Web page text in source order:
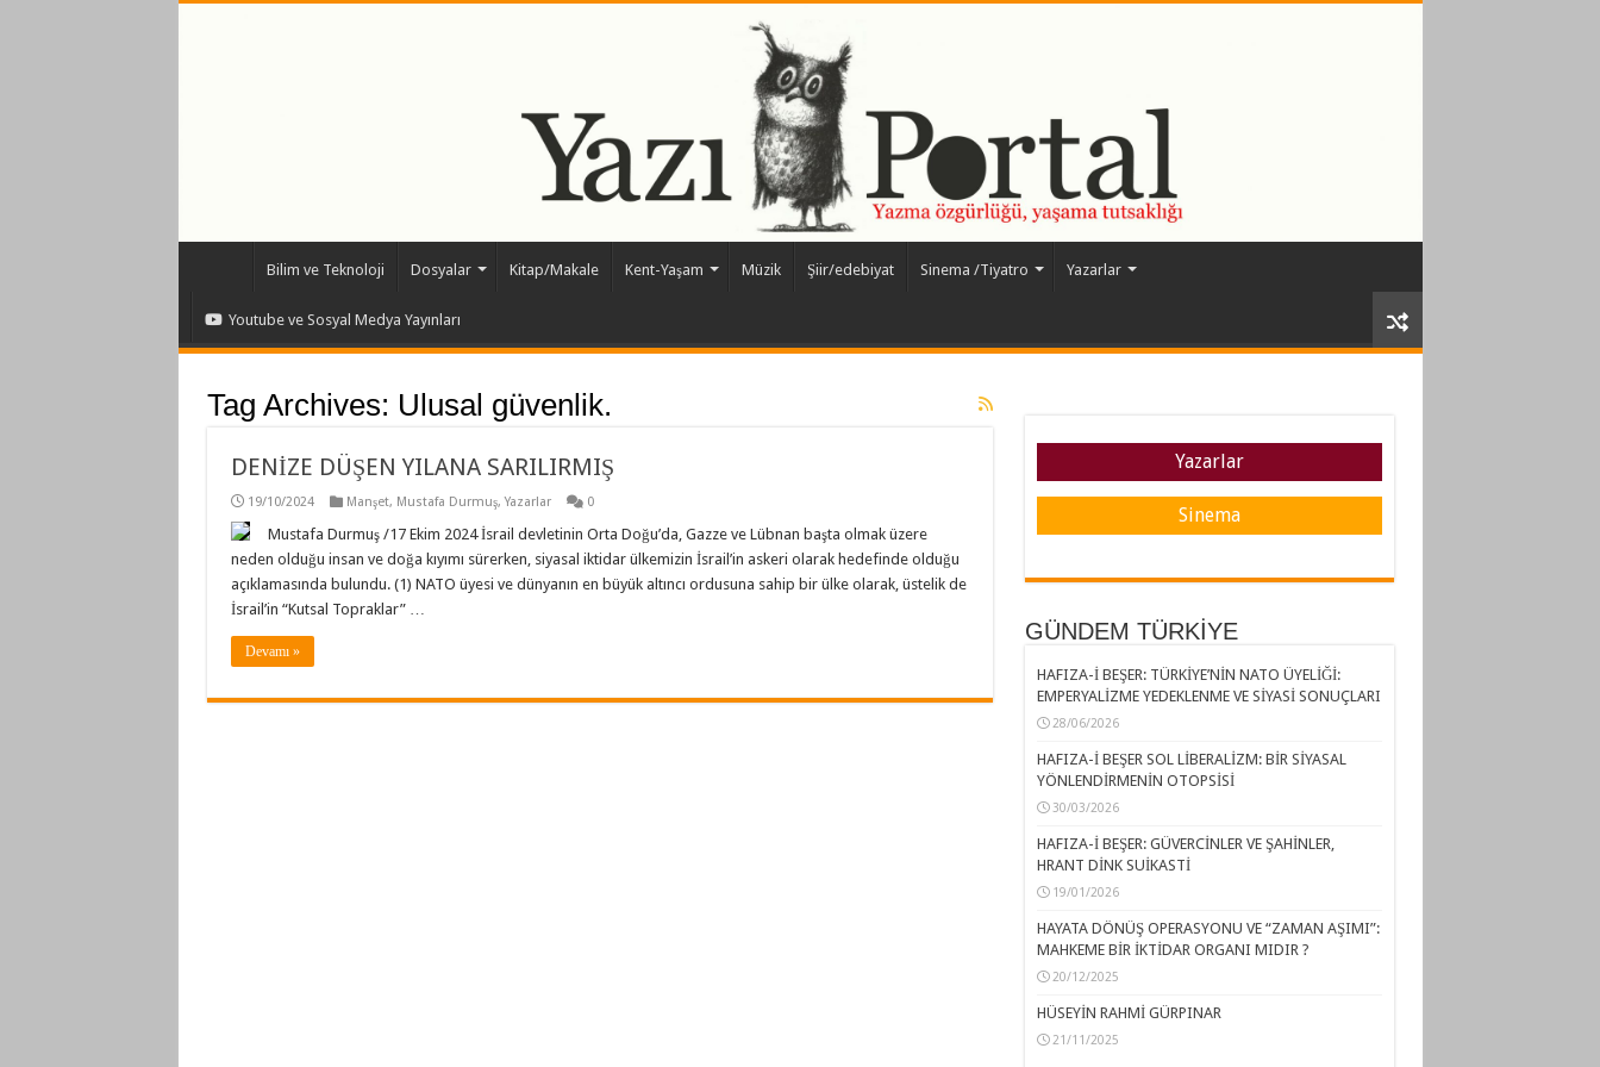
Bilim ve Teknoloji Dosyalar Kitap/Makale Kent-Yaşam Müzik Şiir/edebiyat Sinema /Tiyatro Yazarlar
Youtube ve Sosyal Medya Yayınları
Tag Archives: Ulusal güvenlik.
DENİZE DÜŞEN YILANA SARILIRMIŞ
19/10/2024 Manşet, Mustafa Durmuş,Yazarlar 0
Mustafa Durmuş /17 Ekim 2024 İsrail devletinin Orta Doğu’da, Gazze ve Lübnan başta olmak üzere
neden olduğu insan ve doğa kıyımı sürerken, siyasal iktidar ülkemizin İsrail’in askeri olarak hedefinde olduğu
açıklamasında bulundu. (1) NATO üyesi ve dünyanın en büyük altıncı ordusuna sahip bir ülke olarak, üstelik de
İsrail’in “Kutsal Topraklar” …
Devamı »
Yazarlar
Sinema
GÜNDEM TÜRKİYE
HAFIZA-İ BEŞER: TÜRKİYE’NİN NATO ÜYELİĞİ:
EMPERYALİZME YEDEKLENME VE SİYASİ SONUÇLARI
28/06/2026
HAFIZA-İ BEŞER SOL LİBERALİZM: BİR SİYASAL
YÖNLENDİRMENİN OTOPSİSİ
30/03/2026
HAFIZA-İ BEŞER: GÜVERCİNLER VE ŞAHİNLER,
HRANT DİNK SUİKASTİ
19/01/2026
HAYATA DÖNÜŞ OPERASYONU VE “ZAMAN AŞIMI”:
MAHKEME BİR İKTİDAR ORGANI MIDIR ?
20/12/2025
HÜSEYİN RAHMİ GÜRPINAR
21/11/2025